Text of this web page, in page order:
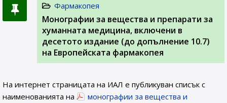
Фармакопея
Монографии за вещества и препарати за
хуманната медицина, включени в
десетото издание (до допълнение 10.7)
на Европейската фармакопея
На интернет страницата на ИАЛ e публикуван списък с
наименованията на
монографии за вещества и